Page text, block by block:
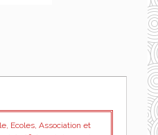
Ecoles, Association et